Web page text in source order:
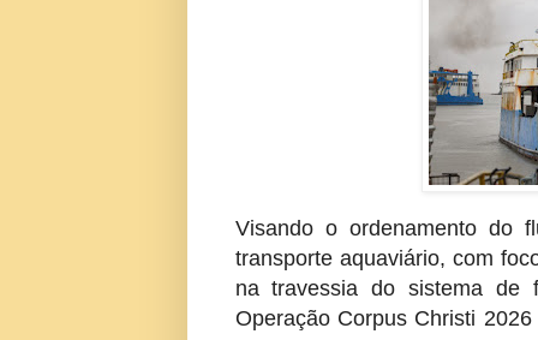
Visando o ordenamento do
transporte aquaviário, com
na travessia do sistema de
Operação Corpus Christi